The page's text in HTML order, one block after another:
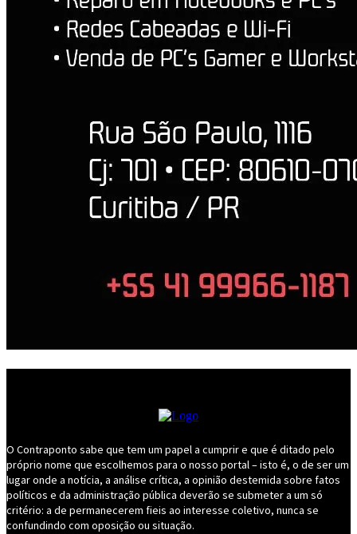
O Contraponto sabe que tem um papel a cumprir e que é ditado pelo
próprio nome que escolhemos para o nosso portal – isto é, o de ser um
lugar onde a notícia, a análise crítica, a opinião destemida sobre fatos
políticos e da administração pública deverão se submeter a um só
critério: a de permanecerem fieis ao interesse coletivo, nunca se
confundindo com oposição ou situação.